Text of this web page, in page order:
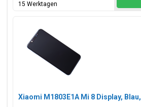
15 Werktagen
Xiaomi M1803E1A Mi 8 Display,